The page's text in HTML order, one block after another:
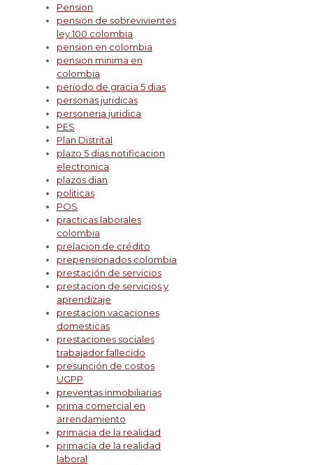
Pension
pension de sobrevivientes
ley 100 colombia
pension en colombia
pension minima en
colombia
periodo de gracia 5 dias
personas juridicas
personeria juridica
PES
Plan Distrital
plazo 5 dias notificacion
electronica
plazos dian
politicas
POS
practicas laborales
colombia
prelacion de crédito
prepensionados colombia
prestación de servicios
prestacion de servicios y
aprendizaje
prestacion vacaciones
domesticas
prestaciones sociales
trabajador fallecido
presunción de costos
UGPP
preventas inmobiliarias
prima comercial en
arrendamiento
primacia de la realidad
primacía de la realidad
laboral